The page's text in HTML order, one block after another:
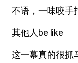
不语，一味咬手
其他人be like
这一幕真的很抓